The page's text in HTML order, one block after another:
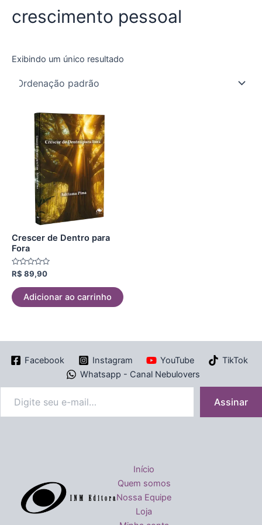
crescimento pessoal
Exibindo um único resultado
Crescer de Dentro para
Fora
Avaliação
de
5
R$ 89,90
Adicionar ao carrinho
Facebook Instagram YouTube
TikTok
Whatsapp - Canal Nebulovers
Assinar
Início
Quem somos
Nossa Equipe
Loja